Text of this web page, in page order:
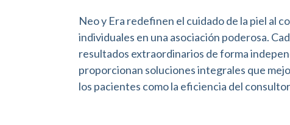
Neo y Era redefinen el cuidado de la piel al
individuales en una asociación poderosa.
resultados extraordinarios de forma
proporcionan soluciones integrales que
los pacientes como la eficiencia del